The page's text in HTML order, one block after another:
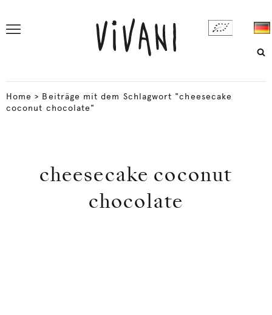
Home > Beiträge mit dem Schlagwort "cheesecake
coconut chocolate"
cheesecake coconut
chocolate